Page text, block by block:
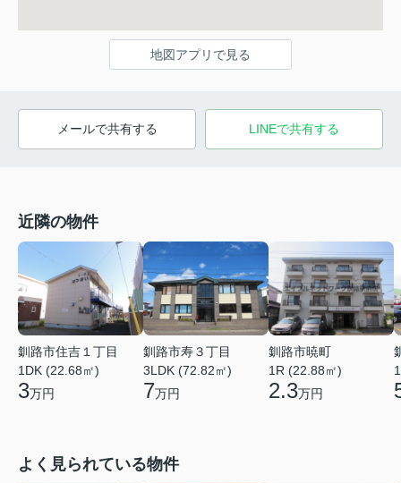
地図アプリで見る
メールで共有する LINEで共有する
近隣の物件
釧路市住吉１丁目
1DK (22.68㎡)
3万円
釧路市寿３丁目
3LDK (72.82㎡)
7万円
釧路市暁町
1R (22.88㎡)
2.3万円
よく見られている物件